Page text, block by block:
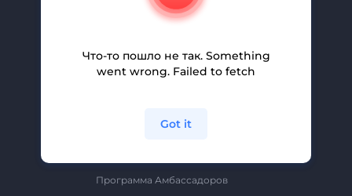
Помощь И Поддержка
Партнерская Программа
Политика Конфиденциальности
Программа Амбассадоров
Что-то пошло не так. Something
went wrong. Failed to fetch
Got it